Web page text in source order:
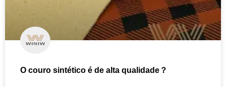
O couro sintético é de alta qualidade？